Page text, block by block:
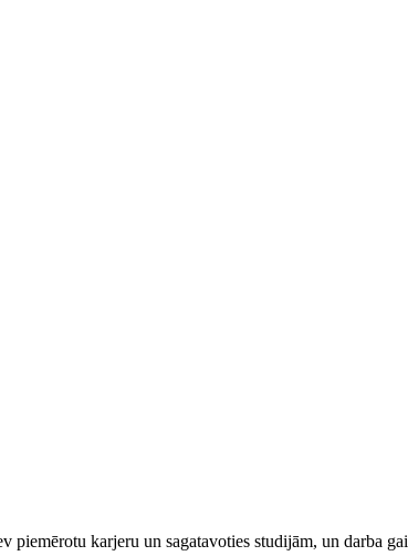
piemērotu karjeru un sagatavoties studijām, un darba